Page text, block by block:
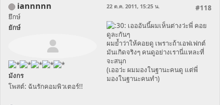
iannnnn
ยึกษ์
ยักษ์
มังกร
โพสต์: ฉันรักคอมพิวเตอร์!!
#118
22 ต.ค. 2011, 15:25 น.
เอออันนี้ผมเห็นต่างว่ะพี่ คอย
ดูละกันๆ
ผมย้ำว่าให้คอยดู เพราะถ้าเอฟเฟกต์
มันเกิดจริงๆ คนดูอย่างเรานี่แหละที่
จะสนุก
(เออว่ะ ผมมองในฐานะคนดู แต่พี่
มองในฐานะคนทำ)